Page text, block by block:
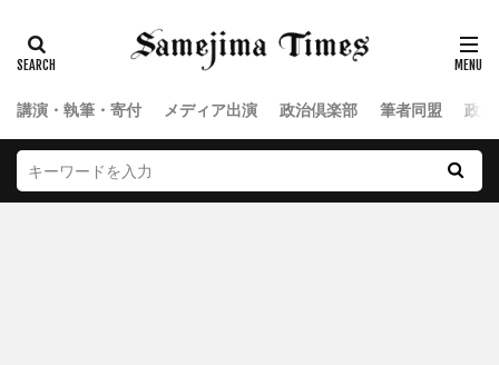
講演・執筆・寄付 メディア出演 政治倶楽部 筆者同盟 政